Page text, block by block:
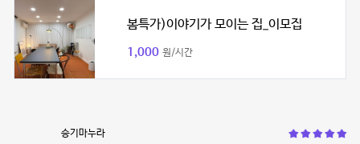
봄특가)이야기가 모이는 집_이모집
1,000 원/시간
승기마누라